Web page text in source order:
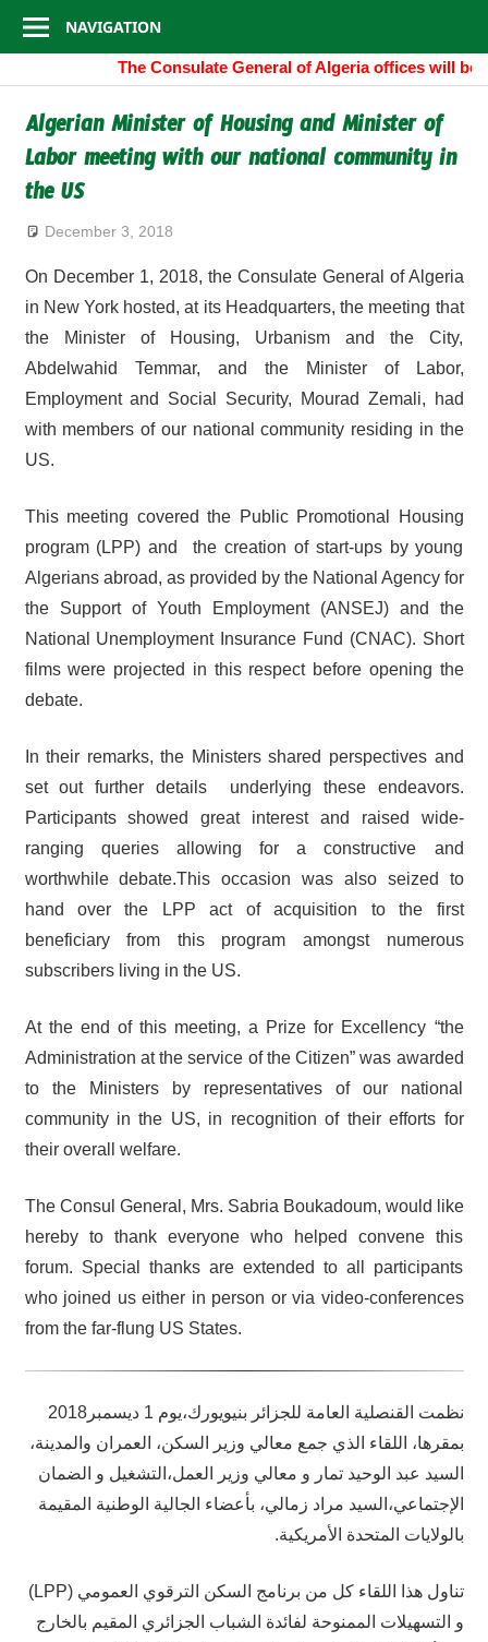
General
of
Algeria
NAVIGATION
The Consulate General of Algeria offices will be
Algerian Minister of Housing and Minister of
Labor meeting with our national community in
the US
December 3, 2018
On December 1, 2018, the Consulate General of Algeria
in New York hosted, at its Headquarters, the meeting that
the Minister of Housing, Urbanism and the City,
Abdelwahid Temmar, and the Minister of Labor,
Employment and Social Security, Mourad Zemali, had
with members of our national community residing in the
US.
This meeting covered the Public Promotional Housing
program (LPP) and the creation of start-ups by young
Algerians abroad, as provided by the National Agency for
the Support of Youth Employment (ANSEJ) and the
National Unemployment Insurance Fund (CNAC). Short
films were projected in this respect before opening the
debate.
In their remarks, the Ministers shared perspectives and
set out further details underlying these endeavors.
Participants showed great interest and raised wide-
ranging queries allowing for a constructive and
worthwhile debate.This occasion was also seized to
hand over the LPP act of acquisition to the first
beneficiary from this program amongst numerous
subscribers living in the US.
At the end of this meeting, a Prize for Excellency “the
Administration at the service of the Citizen” was awarded
to the Ministers by representatives of our national
community in the US, in recognition of their efforts for
their overall welfare.
The Consul General, Mrs. Sabria Boukadoum, would like
hereby to thank everyone who helped convene this
forum. Special thanks are extended to all participants
who joined us either in person or via video-conferences
from the far-flung US States.
نظمت القنصلية العامة للجزائر بنيويورك،يوم 1 ديسمبر2018
بمقرها، اللقاء الذي جمع معالي وزير السكن، العمران والمدينة،
السيد عبد الوحيد تمار و معالي وزير العمل،التشغيل و الضمان
الإجتماعي،السيد مراد زمالي، بأعضاء الجالية الوطنية المقيمة
بالولايات المتحدة الأمريكية.
تناول هذا اللقاء كل من برنامج السكن الترقوي العمومي (LPP)
و التسهيلات الممنوحة لفائدة الشباب الجزائري المقيم بالخارج